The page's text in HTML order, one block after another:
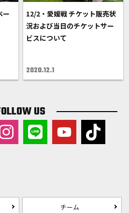
ー
12/2・愛媛戦 チケット販売状
況および当日のチケットサー
ビスについて
2020.12.1
US
チーム